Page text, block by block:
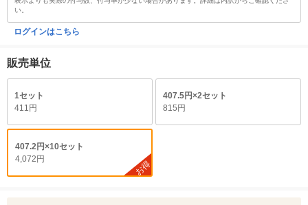
い。
ログインはこちら
販売単位
1セット
411円
407.5円×2セット
815円
407.2円×10セット
4,072円
お得